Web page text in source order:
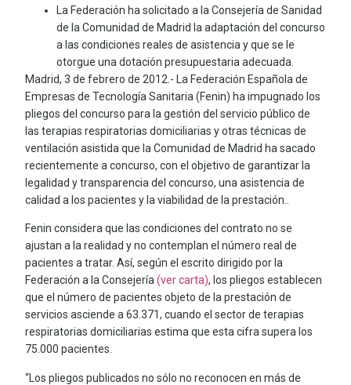
La Federación ha solicitado a la Consejería de Sanidad
de la Comunidad de Madrid la adaptación del concurso
a las condiciones reales de asistencia y que se le
otorgue una dotación presupuestaria adecuada.
Madrid, 3 de febrero de 2012.- La Federación Española de
Empresas de Tecnología Sanitaria (Fenin) ha impugnado los
pliegos del concurso para la gestión del servicio público de
las terapias respiratorias domiciliarias y otras técnicas de
ventilación asistida que la Comunidad de Madrid ha sacado
recientemente a concurso, con el objetivo de garantizar la
legalidad y transparencia del concurso, una asistencia de
calidad a los pacientes y la viabilidad de la prestación..
Fenin considera que las condiciones del contrato no se
ajustan a la realidad y no contemplan el número real de
pacientes a tratar. Así, según el escrito dirigido por la
Federación a la Consejería (ver carta), los pliegos establecen
que el número de pacientes objeto de la prestación de
servicios asciende a 63.371, cuando el sector de terapias
respiratorias domiciliarias estima que esta cifra supera los
75.000 pacientes.
“Los pliegos publicados no sólo no reconocen en más de